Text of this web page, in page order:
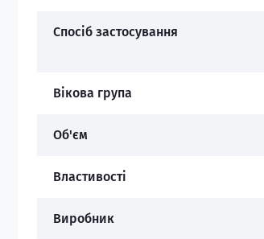
Спосіб застосування
Вікова група
Об'єм
Властивості
Виробник